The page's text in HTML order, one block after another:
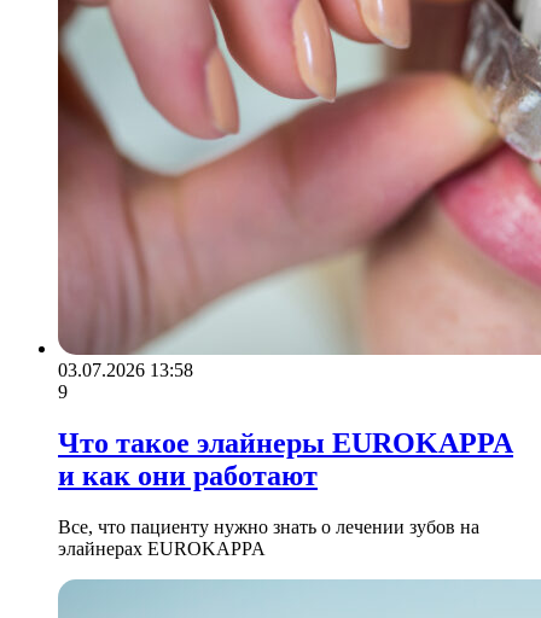
03.07.2026 13:58
9
Что такое элайнеры EUROKAPPA
и как они работают
Все, что пациенту нужно знать о лечении зубов на
элайнерах EUROKAPPA